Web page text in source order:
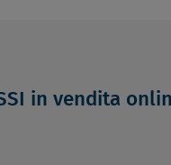
in vendita